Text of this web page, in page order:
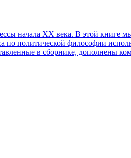
начала ХХ века. В этой книге
политической философии
в сборнике, дополнены